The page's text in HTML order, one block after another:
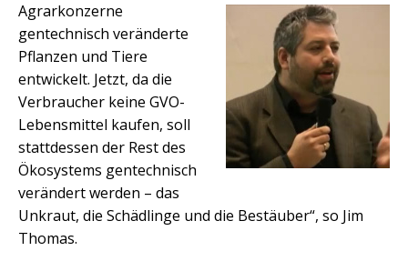
Agrarkonzerne
gentechnisch veränderte
Pflanzen und Tiere
entwickelt. Jetzt, da die
Verbraucher keine GVO-
Lebensmittel kaufen, soll
stattdessen der Rest des
Ökosystems gentechnisch
verändert werden – das
Unkraut, die Schädlinge und die Bestäuber“, so Jim
Thomas.